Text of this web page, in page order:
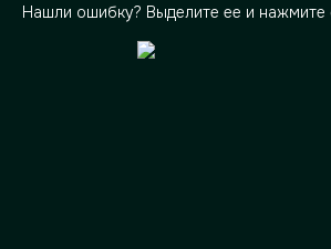
Нашли ошибку? Выделите ее и нажмите